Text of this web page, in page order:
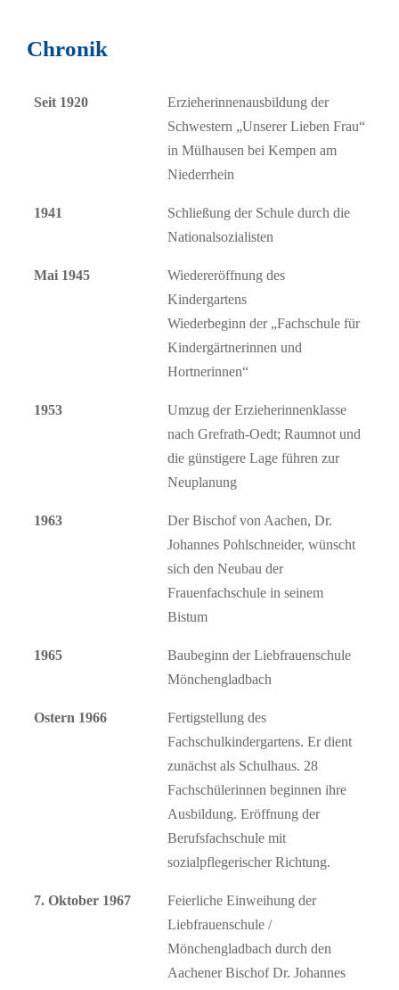
Chronik
Seit 1920
Erzieherinnenausbildung der
Schwestern „Unserer Lieben Frau“
in Mülhausen bei Kempen am
Niederrhein
1941
Schließung der Schule durch die
Nationalsozialisten
Mai 1945
Wiedereröffnung des
Kindergartens
Wiederbeginn der „Fachschule für
Kindergärtnerinnen und
Hortnerinnen“
1953
Umzug der Erzieherinnenklasse
nach Grefrath-Oedt; Raumnot und
die günstigere Lage führen zur
Neuplanung
1963
Der Bischof von Aachen, Dr.
Johannes Pohlschneider, wünscht
sich den Neubau der
Frauenfachschule in seinem
Bistum
1965
Baubeginn der Liebfrauenschule
Mönchengladbach
Ostern 1966
Fertigstellung des
Fachschulkindergartens. Er dient
zunächst als Schulhaus. 28
Fachschülerinnen beginnen ihre
Ausbildung. Eröffnung der
Berufsfachschule mit
sozialpflegerischer Richtung.
7. Oktober 1967
Feierliche Einweihung der
Liebfrauenschule /
Mönchengladbach durch den
Aachener Bischof Dr. Johannes